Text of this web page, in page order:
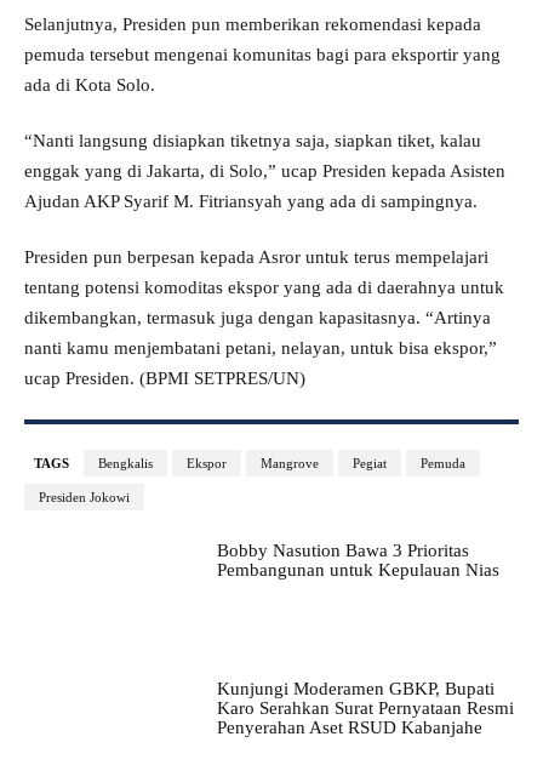
Selanjutnya, Presiden pun memberikan rekomendasi kepada
pemuda tersebut mengenai komunitas bagi para eksportir yang
ada di Kota Solo.
“Nanti langsung disiapkan tiketnya saja, siapkan tiket, kalau
enggak yang di Jakarta, di Solo,” ucap Presiden kepada Asisten
Ajudan AKP Syarif M. Fitriansyah yang ada di sampingnya.
Presiden pun berpesan kepada Asror untuk terus mempelajari
tentang potensi komoditas ekspor yang ada di daerahnya untuk
dikembangkan, termasuk juga dengan kapasitasnya. “Artinya
nanti kamu menjembatani petani, nelayan, untuk bisa ekspor,”
ucap Presiden. (BPMI SETPRES/UN)
TAGS Bengkalis Ekspor Mangrove Pegiat Pemuda
Presiden Jokowi
Bobby Nasution Bawa 3 Prioritas
Pembangunan untuk Kepulauan Nias
Kunjungi Moderamen GBKP, Bupati
Karo Serahkan Surat Pernyataan Resmi
Penyerahan Aset RSUD Kabanjahe